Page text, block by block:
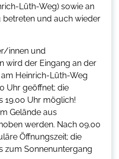
Lüth-Weg) sowie an
und auch wieder
innen und
wird der Eingang an der
Heinrich-Lüth-Weg
Uhr geöffnet; die
19.00 Uhr möglich!
Gelände aus
werden. Nach 09.00
Öffnungszeit; die
zum Sonnenuntergang